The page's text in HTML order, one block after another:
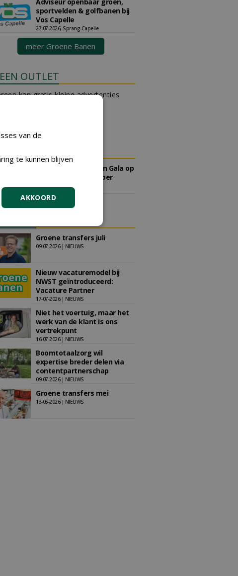
sportvelden & golfbanen bij
Vos Capelle
27-07-2026, Sprang-Capelle
meer Groene Banen
OUTLET
kan gratis kleine advertenties
Save the Date: Green Gala op
woensdag 2 december
woensdag 2 december 2026
Groene transfers juli
09-07-2026 | NIEUWS
Nieuw vacaturemodel bij
NWST geïntroduceerd:
Vacature Partner
17-07-2026 | NIEUWS
Niet het voertuig, maar het
werk van de klant is ons
vertrekpunt
16-07-2026 | NIEUWS
Boomtotaalzorg wil
expertise breder delen via
contentpartnerschap
09-07-2026 | NIEUWS
Groene transfers mei
13-05-2026 | NIEUWS
van de
te kunnen blijven
AKKOORD